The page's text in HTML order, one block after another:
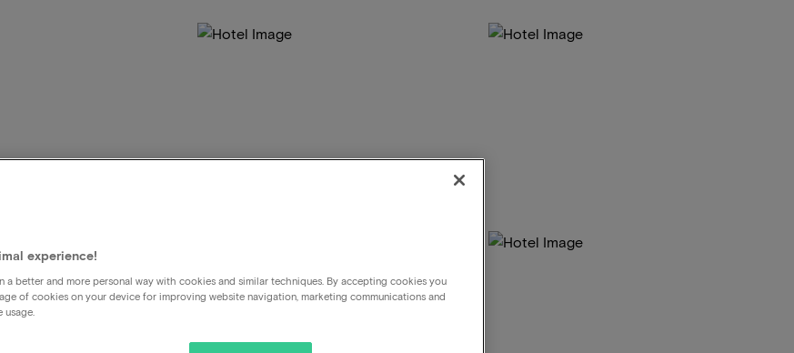
experience!
a better and more personal way with cookies and similar techniques. By accepting cookies you
of cookies on your device for improving website navigation, marketing communications and
usage.